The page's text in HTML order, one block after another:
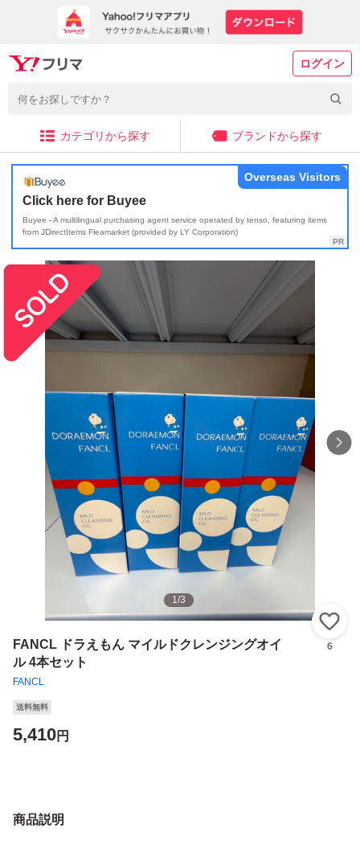
ログイン
カテゴリから探す ブランドから探す
Click here for Buyee
Buyee - A multilingual purchasing agent service operated by tenso, featuring items
from JDirectItems Fleamarket (provided by LY Corporation)
Overseas Visitors
1/3
FANCL ドラえもん マイルドクレンジングオイ
ル 4本セット
FANCL
6
送料無料
5,410円
商品説明